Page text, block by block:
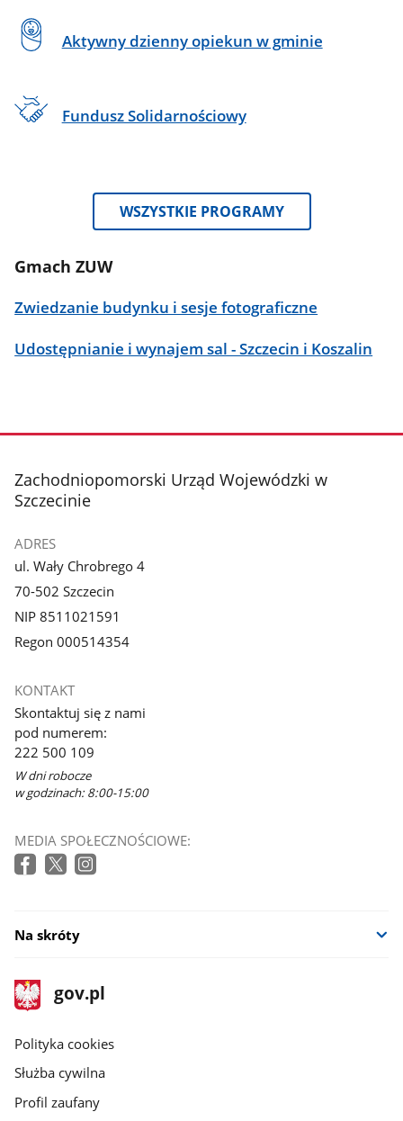
Aktywny dzienny opiekun w gminie
Fundusz Solidarnościowy
WSZYSTKIE PROGRAMY
Gmach ZUW
Zwiedzanie budynku i sesje fotograficzne
Udostępnianie i wynajem sal - Szczecin i Koszalin
stopka
Zachodniopomorski Urząd Wojewódzki w
Szczecinie
ADRES
ul. Wały Chrobrego 4
70-502 Szczecin
NIP 8511021591
Regon 000514354
KONTAKT
Skontaktuj się z nami
pod numerem:
222 500 109
W dni robocze
w godzinach: 8:00-15:00
MEDIA SPOŁECZNOŚCIOWE:
Na skróty
stopka
gov.pl
Strona
gov.pl
gov.pl
Polityka cookies
Służba cywilna
Profil zaufany